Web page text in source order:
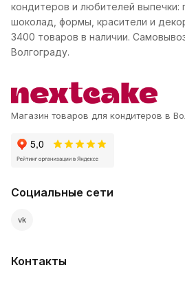
кондитеров и любителей выпечки:
шоколад, формы, красители и
3400 товаров в наличии.
Волгограду.
Магазин товаров для кондитеров в
Социальные сети
vk
Контакты